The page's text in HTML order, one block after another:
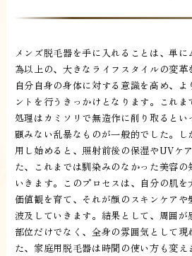
メンズ脱毛器を手に入れることは、単
為以上の、大きなライフスタイルの変
自分自身の身体に対する意識を高め、よ
ントを行うきっかけとなります。これ
処理はカミソリで無造作に削り取るとい
顧みない乱暴なものが一般的でした。
用し始めると、照射前後の保湿やUVケ
た、これまでは馴染みのなかった美容
いきます。このプロセスは、自分の肌
価値観を育て、それが顔のスキンケアや
波及していきます。結果として、周囲
部位だけでなく、全身の雰囲気として現
た、家庭用脱毛器は時間の使い方も変